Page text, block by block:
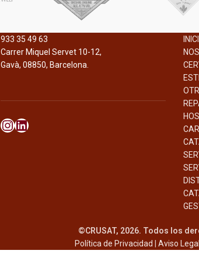
933 35 49 63
Carrer Miquel Servet 10-12,
Gavà, 08850, Barcelona.
©CRUSAT, 2026. Todos los
Política de Privacidad | Aviso Legal